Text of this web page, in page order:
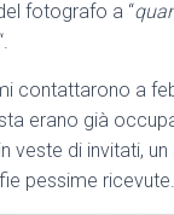
fotografo a “
contattarono a
erano già
veste di invitati,
pessime ricevute.